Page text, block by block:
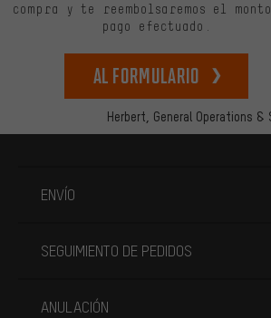
Herbert, General Operations &
compra y te reembolsaremos el
pago efectuado.
Al formulario
ENVÍO
SEGUIMIENTO DE PEDIDOS
ANULACIÓN